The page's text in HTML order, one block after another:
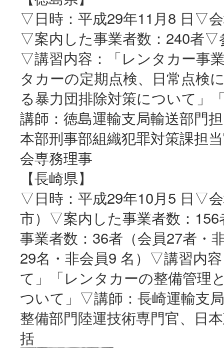
▽日時：平成29年11月8 日▽
▽案内した事業者数：240者▽
▽講習内容：「レンタカー事
タカーの定期点検、日常点検
る暴力団排除対策について」
講師：徳島運輸支局輸送部門
本部刑事部組織犯罪対策課担
会専務理事
【長崎県】
▽日時：平成29年10月5 日▽
市）▽案内した事業者数：
事業者数：36者（会員27者・
29名・非会員9 名）▽講習内
て」「レンタカーの整備管理
ついて」▽講師：長崎運輸支
整備部門陸運技術専門官、日
括